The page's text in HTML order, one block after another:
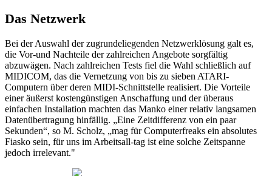
Das Netzwerk
Bei der Auswahl der zugrundeliegenden Netzwerklösung galt es,
die Vor-und Nachteile der zahlreichen Angebote sorgfältig
abzuwägen. Nach zahlreichen Tests fiel die Wahl schließlich auf
MIDICOM, das die Vernetzung von bis zu sieben ATARI-
Computern über deren MIDI-Schnittstelle realisiert. Die Vorteile
einer äußerst kostengünstigen Anschaffung und der überaus
einfachen Installation machten das Manko einer relativ langsamen
Datenübertragung hinfällig. „Eine Zeitdifferenz von ein paar
Sekunden“, so M. Scholz, „mag für Computerfreaks ein absolutes
Fiasko sein, für uns im Arbeitsall-tag ist eine solche Zeitspanne
jedoch irrelevant."